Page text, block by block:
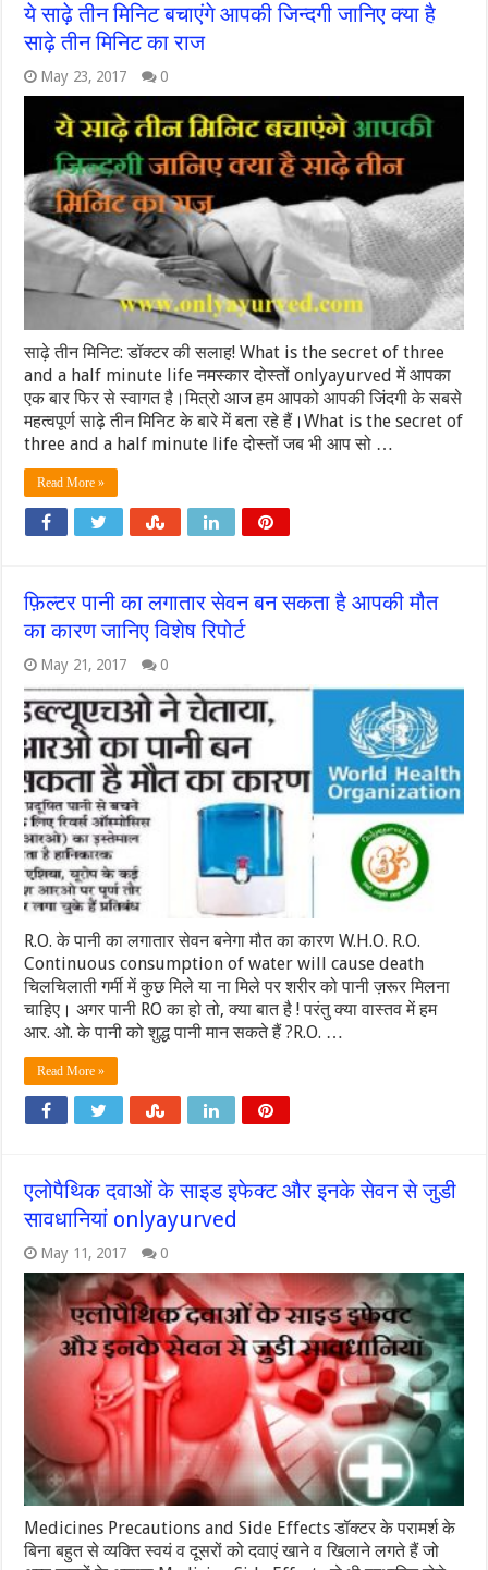
ये साढ़े तीन मिनिट बचाएंगे आपकी जिन्दगी जानिए क्या है
साढ़े तीन मिनिट का राज
May 23, 2017 0
साढ़े तीन मिनिट: डॉक्टर की सलाह! What is the secret of three
and a half minute life नमस्कार दोस्तों onlyayurved में आपका
एक बार फिर से स्वागत है।मित्रो आज हम आपको आपकी जिंदगी के सबसे
महत्वपूर्ण साढ़े तीन मिनिट के बारे में बता रहे हैं।What is the secret of
three and a half minute life दोस्तों जब भी आप सो …
Read More »
फ़िल्टर पानी का लगातार सेवन बन सकता है आपकी मौत
का कारण जानिए विशेष रिपोर्ट
May 21, 2017 0
R.O. के पानी का लगातार सेवन बनेगा मौत का कारण W.H.O. R.O.
Continuous consumption of water will cause death
चिलचिलाती गर्मी में कुछ मिले या ना मिले पर शरीर को पानी ज़रूर मिलना
चाहिए। अगर पानी RO का हो तो, क्या बात है ! परंतु क्या वास्तव में हम
आर. ओ. के पानी को शुद्ध पानी मान सकते हैं ?R.O. …
Read More »
एलोपैथिक दवाओं के साइड इफेक्ट और इनके सेवन से जुडी
सावधानियां onlyayurved
May 11, 2017 0
Medicines Precautions and Side Effects डॉक्टर के परामर्श के
बिना बहुत से व्यक्ति स्वयं व दूसरों को दवाएं खाने व खिलाने लगते हैं जो